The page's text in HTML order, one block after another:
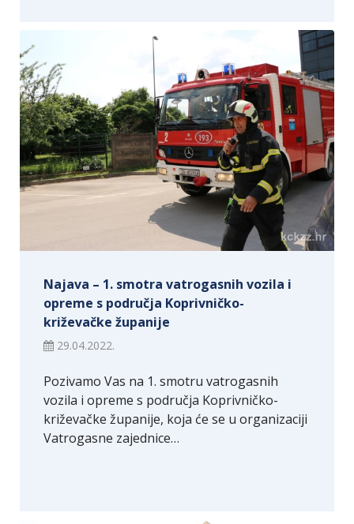
Najava – 1. smotra vatrogasnih vozila i
opreme s područja Koprivničko-
križevačke županije
29.04.2022.
Pozivamo Vas na 1. smotru vatrogasnih
vozila i opreme s područja Koprivničko-
križevačke županije, koja će se u organizaciji
Vatrogasne zajednice…